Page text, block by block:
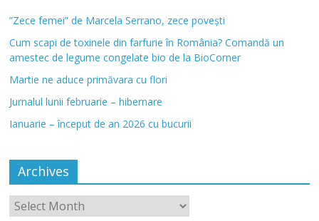
”Zece femei” de Marcela Serrano, zece povești
Cum scapi de toxinele din farfurie în România? Comandă un
amestec de legume congelate bio de la BioCorner
Martie ne aduce primăvara cu flori
Jurnalul lunii februarie – hibernare
Ianuarie – început de an 2026 cu bucurii
Archives